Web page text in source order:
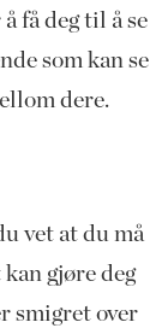
få deg til å se
som kan se
dere.
vet at du må
gjøre deg
smigret over